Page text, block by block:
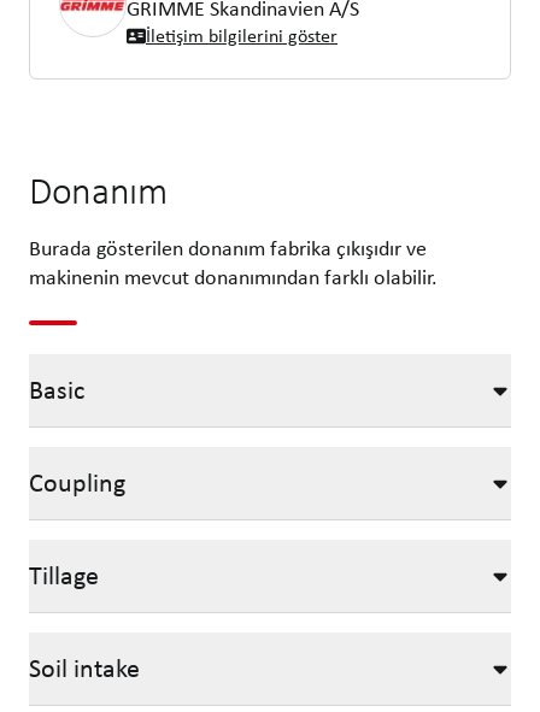
GRIMME Skandinavien A/S
İletişim bilgilerini göster
Donanım
Burada gösterilen donanım fabrika çıkışıdır ve
makinenin mevcut donanımından farklı olabilir.
Basic
Coupling
Tillage
Soil intake